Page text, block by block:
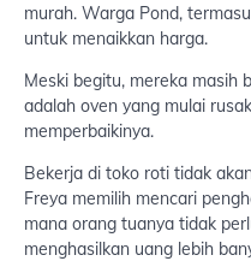
murah. Warga Pond,
untuk menaikkan harga.
Meski begitu, mereka masih
adalah oven yang mulai
memperbaikinya.
Bekerja di toko roti tidak
Freya memilih mencari
mana orang tuanya tidak
menghasilkan uang lebih